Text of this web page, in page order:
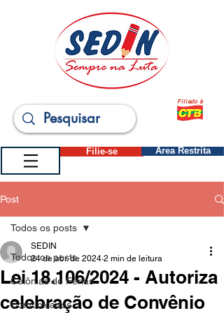
Filiado à
Filie-se Área Restrita
Post
Todos os posts
Colônias de Férias
Comunicados
Todos os posts
Lei 18.106/2024 - Autoriza
celebração de Convênio
SEDIN
24 de abr. de 2024 2 min de leitura